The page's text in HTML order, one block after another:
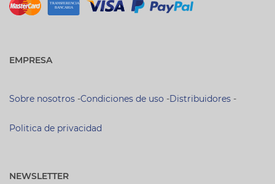
EMPRESA
Sobre nosotros -Condiciones de uso -Distribuidores -
Politica de privacidad
NEWSLETTER